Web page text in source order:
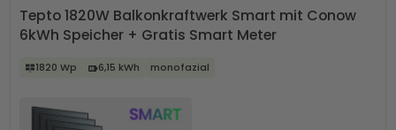
Tepto 1820W Balkonkraftwerk Smart mit Conow
6kWh Speicher + Gratis Smart Meter
1820 Wp 6,15 kWh monofazial